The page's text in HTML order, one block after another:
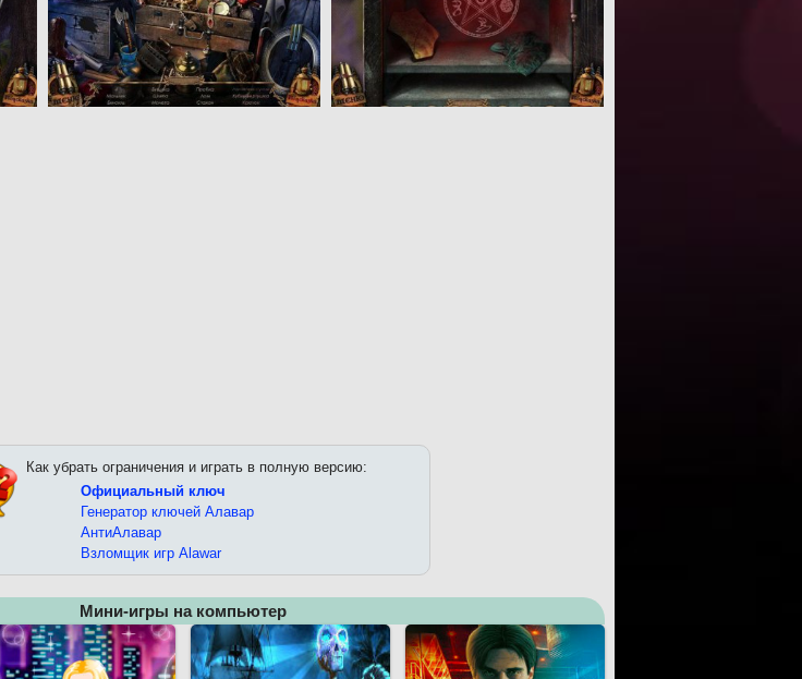
Как убрать ограничения и играть в полную версию:
Официальный ключ
Генератор ключей Алавар
АнтиАлавар
Взломщик игр Alawar
Мини-игры на компьютер